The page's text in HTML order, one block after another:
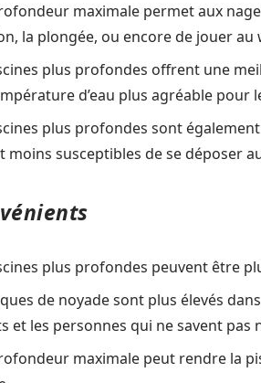
maximale permet aux
la plongée, ou encore de jouer au
plus profondes offrent une
d’eau plus agréable pour
plus profondes sont
moins susceptibles de se déposer
plus profondes peuvent être
de noyade sont plus élevés
et les personnes qui ne savent pas
maximale peut rendre la